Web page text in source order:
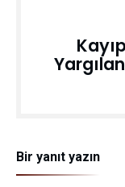
Bir yanıt yazın